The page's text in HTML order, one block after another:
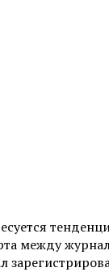
между